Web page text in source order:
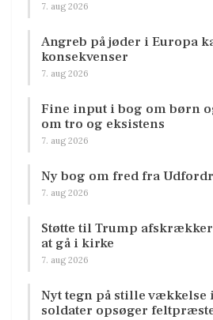
7. aug 2026
Angreb på jøder i Europa
konsekvenser
7. aug 2026
Fine input i bog om børn
om tro og eksistens
7. aug 2026
Ny bog om fred fra
7. aug 2026
Støtte til Trump
at gå i kirke
7. aug 2026
Nyt tegn på stille vækkelse
soldater opsøger